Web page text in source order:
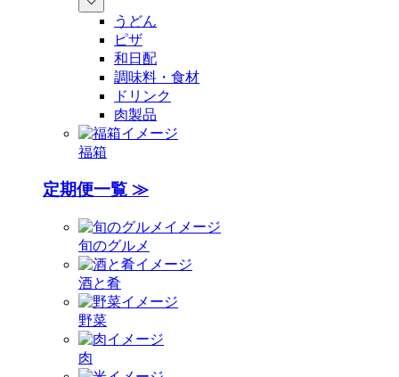
うどん
ピザ
和日配
調味料・食材
ドリンク
肉製品
福箱
定期便一覧 ≫
旬のグルメ
酒と肴
野菜
肉